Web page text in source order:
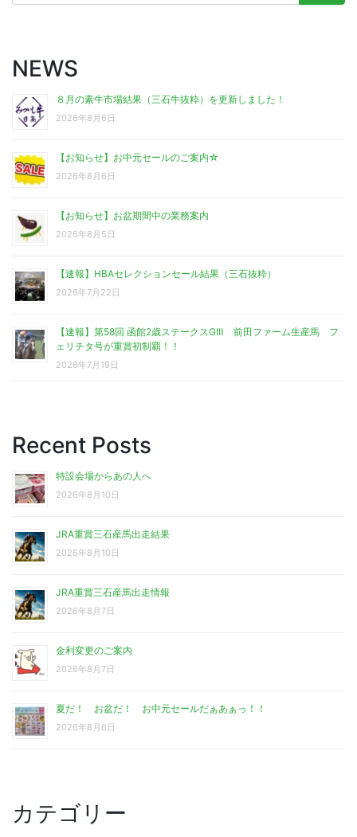
NEWS
８月の素牛市場結果（三石牛抜粋）を更新しました！
2026年8月6日
【お知らせ】お中元セールのご案内☆
2026年8月6日
【お知らせ】お盆期間中の業務案内
2026年8月5日
【速報】HBAセレクションセール結果（三石抜粋）
2026年7月22日
【速報】第58回 函館2歳ステークスGⅢ 前田ファーム生産馬 フ
ェリチタ号が重賞初制覇！！
2026年7月19日
Recent Posts
特設会場からあの人へ
2026年8月10日
JRA重賞三石産馬出走結果
2026年8月10日
JRA重賞三石産馬出走情報
2026年8月7日
金利変更のご案内
2026年8月7日
夏だ！ お盆だ！ お中元セールだぁあぁっ！！
2026年8月6日
カテゴリー